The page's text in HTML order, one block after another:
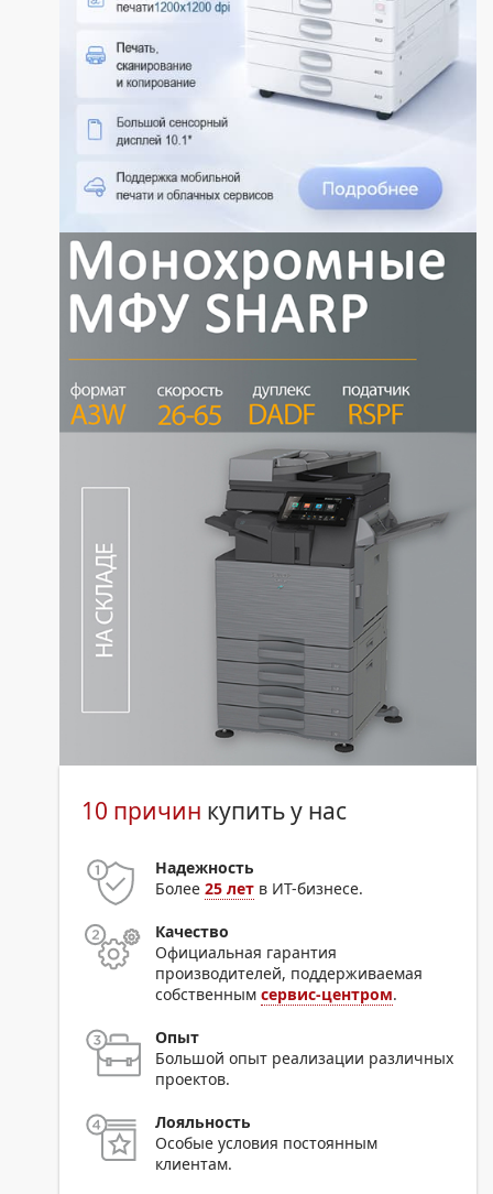
10 причин купить у нас
Надежность
Более25 лет в ИТ-бизнесе.
Качество
Официальная гарантия
производителей, поддерживаемая
собственнымсервис-центром.
Опыт
Большой опыт реализации различных
проектов.
Лояльность
Особые условия постоянным
клиентам.